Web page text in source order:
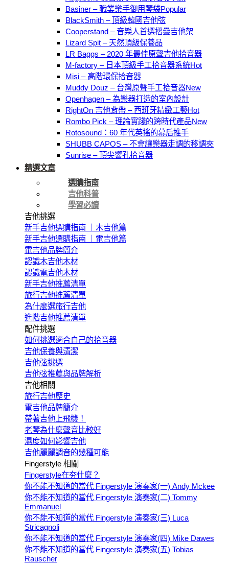
Basiner – 職業樂手御用琴袋
BlackSmith – 頂級韓國吉他弦
Cooperstand – 音樂人首選摺疊吉他架
Lizard Spit – 天然頂級保養品
LR Baggs – 2020 年最佳原聲吉他拾音器
M-factory – 日本頂級手工拾音器系統
Misi – 高階環保拾音器
Muddy Douz – 台灣原聲手工拾音器
Openhagen – 為樂器打造的室內設計
RightOn 吉他背帶 – 西班牙精緻工藝
Rombo Pick – 理論實踐的跨時代產品
Rotosound：60 年代英搖的幕后推手
SHUBB CAPOS – 不會讓樂器走調的移調夾
Sunrise – 頂尖響孔拾音器
精選文章
選購指南
吉他科普
學習必讀
吉他挑選
新手吉他選購指南 ｜木吉他篇
新手吉他選購指南 ｜電吉他篇
電吉他品牌簡介
認識木吉他木材
認識電吉他木材
新手吉他推薦清單
旅行吉他推薦清單
為什麼選旅行吉他
進階吉他推薦清單
配件挑選
如何挑選適合自己的拾音器
吉他保養與清潔
吉他弦挑選
吉他弦推薦與品牌解析
吉他相關
旅行吉他歷史
電吉他品牌簡介
帶著吉他上飛機！
老琴為什麼聲音比較好
濕度如何影響吉他
吉他麗麗調音的幾種可能
Fingerstyle 相關
Fingerstyle在夯什麼？
你不能不知道的當代 Fingerstyle 演奏家(一) Andy Mckee
你不能不知道的當代 Fingerstyle 演奏家(二) Tommy
Emmanuel
你不能不知道的當代 Fingerstyle 演奏家(三) Luca
Stricagnoli
你不能不知道的當代 Fingerstyle 演奏家(四) Mike Dawes
你不能不知道的當代 Fingerstyle 演奏家(五) Tobias
Rauscher